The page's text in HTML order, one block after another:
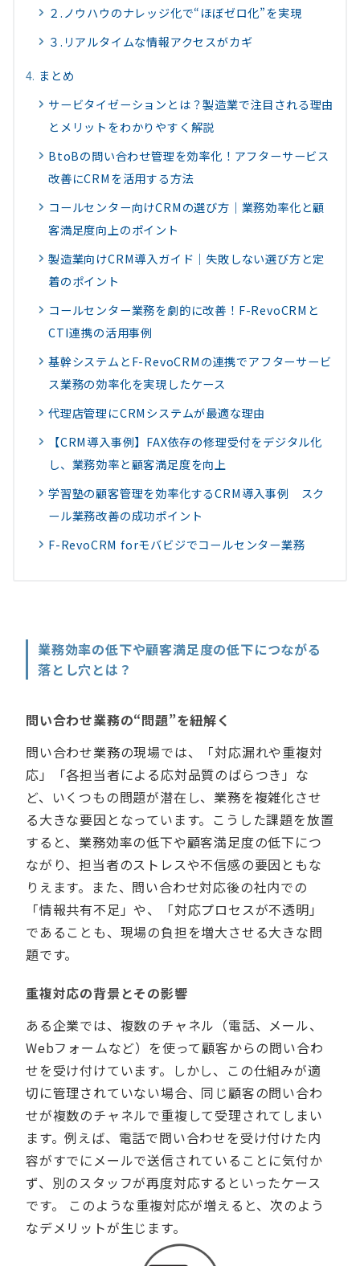
２.ノウハウのナレッジ化で“ほぼゼロ化”を実現
３.リアルタイムな情報アクセスがカギ
まとめ
サービタイゼーションとは？製造業で注目される理由
とメリットをわかりやすく解説
BtoBの問い合わせ管理を効率化！アフターサービス
改善にCRMを活用する方法
コールセンター向けCRMの選び方｜業務効率化と顧
客満足度向上のポイント
製造業向けCRM導入ガイド｜失敗しない選び方と定
着のポイント
コールセンター業務を劇的に改善！F-RevoCRMと
CTI連携の活用事例
基幹システムとF-RevoCRMの連携でアフターサービ
ス業務の効率化を実現したケース
代理店管理にCRMシステムが最適な理由
【CRM導入事例】FAX依存の修理受付をデジタル化
し、業務効率と顧客満足度を向上
学習塾の顧客管理を効率化するCRM導入事例 スク
ール業務改善の成功ポイント
F-RevoCRM forモバビジでコールセンター業務
業務効率の低下や顧客満足度の低下につながる
落とし穴とは？
問い合わせ業務の“問題”を紐解く
問い合わせ業務の現場では、「対応漏れや重複対
応」「各担当者による応対品質のばらつき」な
ど、いくつもの問題が潜在し、業務を複雑化させ
る大きな要因となっています。こうした課題を放置
すると、業務効率の低下や顧客満足度の低下につ
ながり、担当者のストレスや不信感の要因ともな
りえます。また、問い合わせ対応後の社内での
「情報共有不足」や、「対応プロセスが不透明」
であることも、現場の負担を増大させる大きな問
題です。
重複対応の背景とその影響
ある企業では、複数のチャネル（電話、メール、
Webフォームなど）を使って顧客からの問い合わ
せを受け付けています。しかし、この仕組みが適
切に管理されていない場合、同じ顧客の問い合わ
せが複数のチャネルで重複して受理されてしまい
ます。例えば、電話で問い合わせを受け付けた内
容がすでにメールで送信されていることに気付か
ず、別のスタッフが再度対応するといったケース
です。 このような重複対応が増えると、次のよう
なデメリットが生じます。